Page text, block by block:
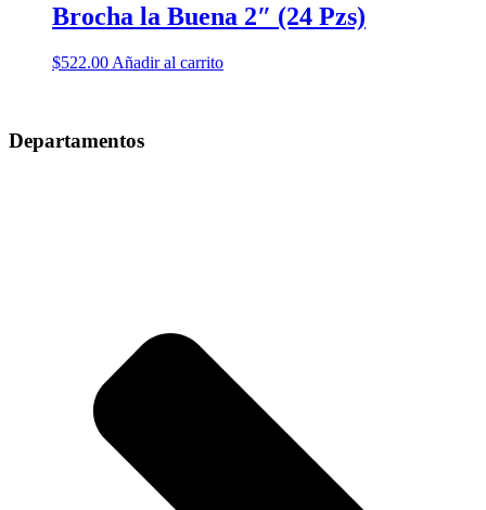
Brocha la Buena 2″ (24 Pzs)
$522.00 Añadir al carrito
Departamentos